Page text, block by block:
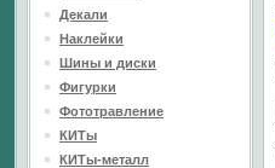
Декали
Наклейки
Шины и диски
Фигурки
Фототравление
КИТы
КИТы-металл